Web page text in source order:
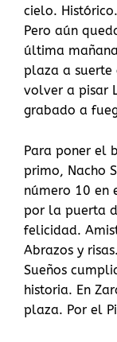
cielo. Histórico.
Pero aún
última
plaza a
volver a pisar
grabado a
Para poner el
primo, Nacho
número 10 en
por la puerta
felicidad.
Abrazos y
Sueños
historia. En
plaza. Por el